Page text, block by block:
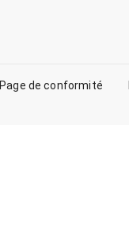
Page de conformité